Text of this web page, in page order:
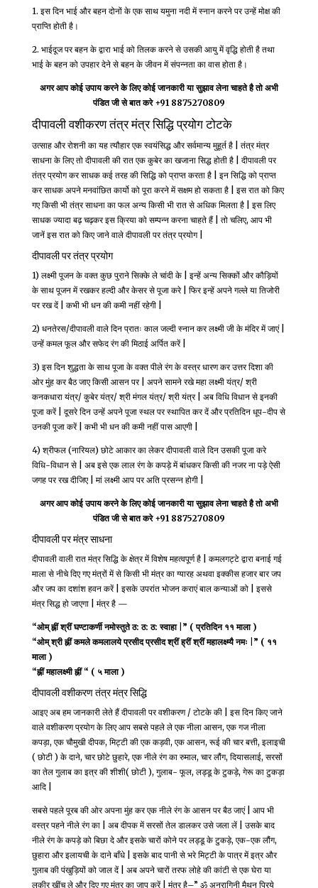
1. इस दिन भाई और बहन दोनों के एक साथ यमुना नदी में स्नान करने पर उन्हें मोक्ष की
प्राप्ति होती है।
2. भाईदूज पर बहन के द्वारा भाई को तिलक करने से उसकी आयु में वृद्धि होती है तथा
भाई के बहन को उपहार देने से बहन के जीवन में संपन्नता का वास होता है।
अगर आप कोई उपाय करने के लिए कोई जानकारी या सुझाव लेना चाहते है तो अभी
पंडित जी से बात करे +91 8875270809
दीपावली वशीकरण तंत्र मंत्र सिद्धि प्रयोग टोटके
उत्साह और रोशनी का यह त्यौहार एक स्वयंसिद्ध और सर्वमान्य मुहूर्त है | तंत्र मंत्र
साधना के लिए तो दीपावली की रात एक कुबेर का खजाना सिद्ध होती है | दीपावली पर
तंत्र प्रयोग कर साधक कई तरह की सिद्धि को प्राप्त करता है | इन सिद्धि को प्राप्त
कर साधक अपने मनवांछित कार्यो को पूरा करने में सक्षम हो सकता है | इस रात को किए
गए किसी भी तंत्र साधना का फल अन्य किसी भी रात से अधिक मिलता है | इस लिए
साधक ज्यादा बढ़ चढ़कर इस क्रिया को सम्पन्न करना चाहते हैं | तो चलिए, आप भी
जानें इस रात को किए जाने वाले दीपावली पर तंत्र प्रयोग |
दीपावली पर तंत्र प्रयोग
1) लक्ष्मी पूजन के वक्त कुछ पुराने सिक्के ले चांदी के | इन्हें अन्य सिक्कों और कौड़ियों
के साथ पूजन में रखकर हल्दी और केसर से पूजा करे | फिर इन्हें अपने गल्ले या तिजोरी
पर रख दें | कभी भी धन की कमी नहीं रहेगी |
2) धनतेरस/दीपावली वाले दिन प्रातः काल जल्दी स्नान कर लक्ष्मी जी के मंदिर में जाएं |
उन्हें कमल फूल और सफेद रंग की मिठाई अर्पित करें |
3) इस दिन शुद्धता के साथ पूजा के वक्त पीले रंग के वस्त्र धारण कर उत्तर दिशा की
ओर मुंह कर बैठ जाए किसी आसन पर | अपने सामने रखे महा लक्ष्मी यंत्र/ श्री
कनकधारा यंत्र/ कुबेर यंत्र/ श्री मंगल यंत्र/ श्री यंत्र | अब विधि विधान से इनकी
पूजा करें | दूसरे दिन उन्हें अपने पूजा स्थल पर स्थापित कर दें और प्रतिदिन धूप-दीप से
उनकी पूजा करें | कभी भी धन की कमी नहीं पास आएगी |
4) श्रीफल (नारियल) छोटे आकार का लेकर दीपावली वाले दिन उसकी पूजा करे
विधि-विधान से | अब इसे एक लाल रंग के कपड़े में बांधकर किसी की नजर ना पड़े ऐसी
जगह पर रख दीजिए | मां लक्ष्मी आप पर अति प्रसन्न होगी |
अगर आप कोई उपाय करने के लिए कोई जानकारी या सुझाव लेना चाहते है तो अभी
पंडित जी से बात करे +91 8875270809
दीपावली पर मंत्र साधना
दीपावली वाली रात मंत्र सिद्धि के क्षेत्र में विशेष महत्वपूर्ण है | कमलगट्टे द्वारा बनाई गई
माला से नीचे दिए गए मंत्रों में से किसी भी मंत्र का ग्यारह अथवा इक्कीस हजार बार जप
और जप का दशांश हवन करें | इसके उपरांत भोजन कराएं बाल कन्याओं को | इससे
मंत्र सिद्ध हो जाएगा | मंत्र है —
“ओम् ह्नीं श्रीं घण्टाकर्णी नमोस्तुते ठ: ठ: ठ: स्वाहा |” ( प्रतिदिन ११ माला )
“ओम् श्री ह्नीं कमले कमलालये प्रसीद प्रसीद श्रीं ह्रीं श्रीं महालक्ष्म्यै नमः |” ( ११
माला )
“ह्नीं महालक्ष्मी ह्नीं “ ( ५ माला )
दीपावली वशीकरण तंत्र मंत्र सिद्धि
आइए अब हम जानकारी लेते हैं दीपावली पर वशीकरण / टोटके की | इस दिन किए जाने
वाले वशीकरण प्रयोग के लिए आप सबसे पहले ले एक नीला आसन, एक गज नीला
कपड़ा, एक चौमुखी दीपक, मिट्टी की एक कड़वी, एक आसन, रूई की चार बत्ती, इलाइची
( छोटी ) के दाने, चार छोटे छुहारे, एक नीले रंग का रुमाल, चार लौंग, दियासलाई, सरसों
का तेल गुलाब का इत्र की शीशी( छोटी ), गुलाब- फूल, लड्डू के टुकड़े, गेरू का टुकड़ा
आदि |
सबसे पहले पूरब की ओर अपना मुंह कर एक नीले रंग के आसन पर बैठ जाएं | आप भी
वस्त्र पहने नीले रंग का | अब दीपक में सरसों तेल डालकर उसे जला लें | उसके बाद
नीले रंग के कपड़े को बिछा दे और इसके चारों कोने पर लड्डू के टुकड़े, एक-एक लौंग,
छुहारा और इलायची के दाने बाँधे | इसके बाद पानी से भरे मिट्टी के पात्र में इत्र और
गुलाब की पंखुड़ियों को जाल दें | अब अपने चारों तरफ लोहे की कांटी से एक घेरा या
लकीर खींच ले और दिए गए मंत्र का जाप करें | मंत्र है–” ॐ अनुरागिनी मैथन प्रिये